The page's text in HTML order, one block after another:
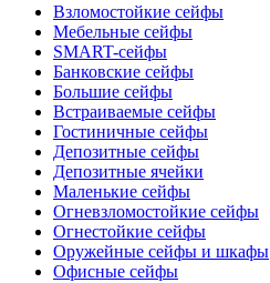
Взломостойкие сейфы
Мебельные сейфы
SMART-сейфы
Банковские сейфы
Большие сейфы
Встраиваемые сейфы
Гостиничные сейфы
Депозитные сейфы
Депозитные ячейки
Маленькие сейфы
Огневзломостойкие сейфы
Огнестойкие сейфы
Оружейные сейфы и шкафы
Офисные сейфы